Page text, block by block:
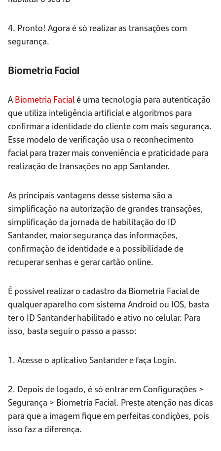
4. Pronto! Agora é só realizar as transações com
segurança.
Biometria Facial
A Biometria Facialé uma tecnologia para autenticação
que utiliza inteligência artificial e algoritmos para
confirmar a identidade do cliente com mais segurança.
Esse modelo de verificação usa o reconhecimento
facial para trazer mais conveniência e praticidade para
realização de transações no app Santander.
As principais vantagens desse sistema são a
simplificação na autorização de grandes transações,
simplificação da jornada de habilitação do ID
Santander, maior segurança das informações,
confirmação de identidade e a possibilidade de
recuperar senhas e gerar cartão online.
É possível realizar o cadastro da Biometria Facial de
qualquer aparelho com sistema Android ou IOS, basta
ter o ID Santander habilitado e ativo no celular. Para
isso, basta seguir o passo a passo:
1. Acesse o aplicativo Santander e faça Login.
2. Depois de logado, é só entrar em Configurações >
Segurança > Biometria Facial. Preste atenção nas dicas
para que a imagem fique em perfeitas condições, pois
isso faz a diferença.